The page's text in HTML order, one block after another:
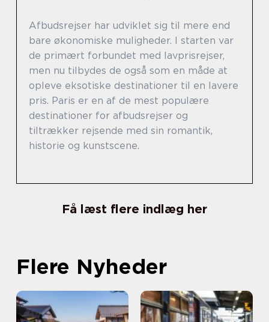
Afbudsrejser har udviklet sig til mere end
bare økonomiske muligheder. I starten var
de primært forbundet med lavprisrejser,
men nu tilbydes de også som en måde at
opleve eksotiske destinationer til en lavere
pris. Paris er en af de mest populære
destinationer for afbudsrejser og
tiltrækker rejsende med sin romantik,
historie og kunstscene.
Få læst flere indlæg her
Flere Nyheder